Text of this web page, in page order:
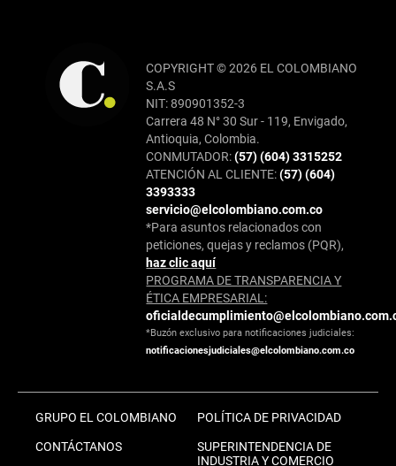
COPYRIGHT © 2026 EL COLOMBIANO
S.A.S
NIT: 890901352-3
Carrera 48 N° 30 Sur - 119, Envigado,
Antioquia, Colombia.
CONMUTADOR:(57) (604) 3315252
ATENCIÓN AL CLIENTE:(57) (604)
3393333
servicio@elcolombiano.com.co
*Para asuntos relacionados con
peticiones, quejas y reclamos (PQR),
haz clic aquí
PROGRAMA DE TRANSPARENCIA Y
ÉTICA EMPRESARIAL:
*Buzón exclusivo para notificaciones judiciales:
notificacionesjudiciales@elcolombiano.com.co
GRUPO EL COLOMBIANO
CONTÁCTANOS
POLÍTICA DE PRIVACIDAD
SUPERINTENDENCIA DE
INDUSTRIA Y COMERCIO